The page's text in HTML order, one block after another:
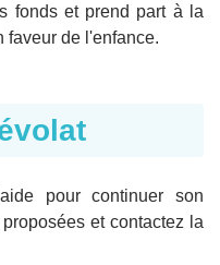
fonds et prend part à la
faveur de l'enfance.
pour continuer son
et contactez la